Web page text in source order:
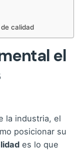
calidad
el
la industria, el
posicionar su
es lo que